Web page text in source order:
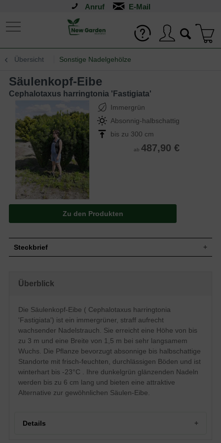
Anruf
Übersicht Sonstige Nadelgehölze
Säulenkopf-Eibe
Cephalotaxus harringtonia 'Fastigiata'
Immergrün
Absonnig-halbschattig
bis zu 300 cm
ab 487,90 €
Zu den Produkten
Steckbrief
Blatt
Immergrün, Nadeln, dunkelgrün glänzend,
bis zu 6 cm lang
Frucht
Verkehrt eiförmige Samen
unscheinbar, hellbraun
Rinde
Triebe zu Beginn grün, später rotbraun
Wurzeln
Herzwurzel
Boden
Frisch-feuchte, durchlässige Böden
Standort
Absonnig - halbschattig
Winterhart
6a (-23,3 bis -20,5°C)
Eigenschaften
Überblick
Die Säulenkopf-Eibe ( Cephalotaxus harringtonia
'Fastigiata') ist ein immergrüner, straff aufrecht
wachsender Nadelstrauch. Sie erreicht eine Höhe von bis
zu 3 m und eine Breite von 1,5 m bei sehr langsamem
Wuchs. Die Pflanze bevorzugt absonnige bis halbschattige
Standorte mit frisch-feuchten, durchlässigen Böden und ist
winterhart bis -23°C . Ihre dunkelgrün glänzenden Nadeln
werden bis zu 6 cm lang und bieten eine attraktive
Alternative zur gewöhnlichen Säulen-Eibe.
Details